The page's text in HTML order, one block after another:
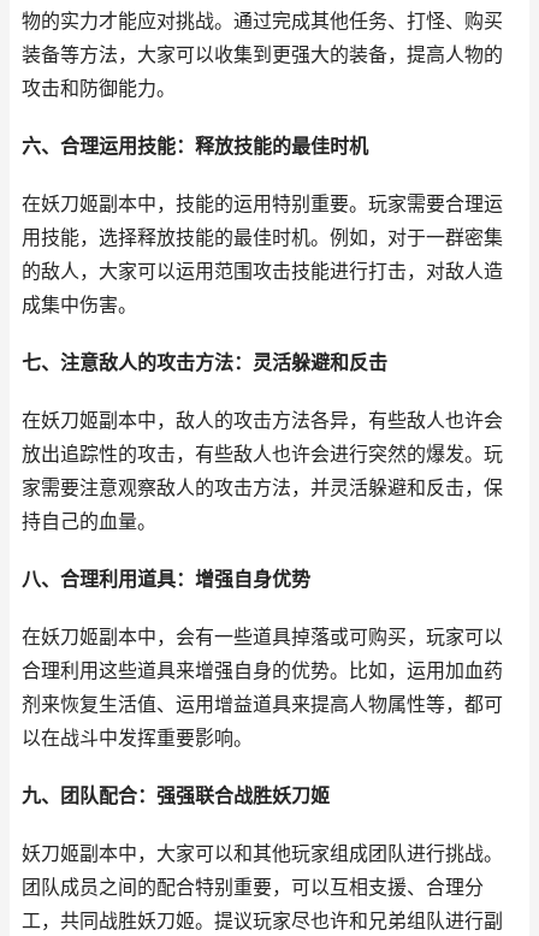
物的实力才能应对挑战。通过完成其他任务、打怪、购买
装备等方法，大家可以收集到更强大的装备，提高人物的
攻击和防御能力。
六、合理运用技能：释放技能的最佳时机
在妖刀姬副本中，技能的运用特别重要。玩家需要合理运
用技能，选择释放技能的最佳时机。例如，对于一群密集
的敌人，大家可以运用范围攻击技能进行打击，对敌人造
成集中伤害。
七、注意敌人的攻击方法：灵活躲避和反击
在妖刀姬副本中，敌人的攻击方法各异，有些敌人也许会
放出追踪性的攻击，有些敌人也许会进行突然的爆发。玩
家需要注意观察敌人的攻击方法，并灵活躲避和反击，保
持自己的血量。
八、合理利用道具：增强自身优势
在妖刀姬副本中，会有一些道具掉落或可购买，玩家可以
合理利用这些道具来增强自身的优势。比如，运用加血药
剂来恢复生活值、运用增益道具来提高人物属性等，都可
以在战斗中发挥重要影响。
九、团队配合：强强联合战胜妖刀姬
妖刀姬副本中，大家可以和其他玩家组成团队进行挑战。
团队成员之间的配合特别重要，可以互相支援、合理分
工，共同战胜妖刀姬。提议玩家尽也许和兄弟组队进行副